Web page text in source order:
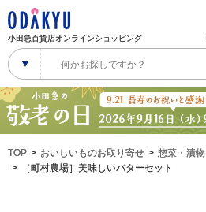
小田急百貨店オンラインショッピング
TOP おいしいものお取り寄せ 惣菜・漬物
［町村農場］美味しいバターセット